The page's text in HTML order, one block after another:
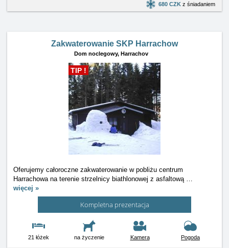
680 CZK z śniadaniem
Zakwaterowanie SKP Harrachow
Dom noclegowy, Harrachov
TIP !
Oferujemy całoroczne zakwaterowanie w pobliżu centrum
Harrachowa na terenie strzelnicy biathlonowej z asfaltową …
więcej »
Kompletna prezentacja
21 łóżek na życzenie Kamera Pogoda